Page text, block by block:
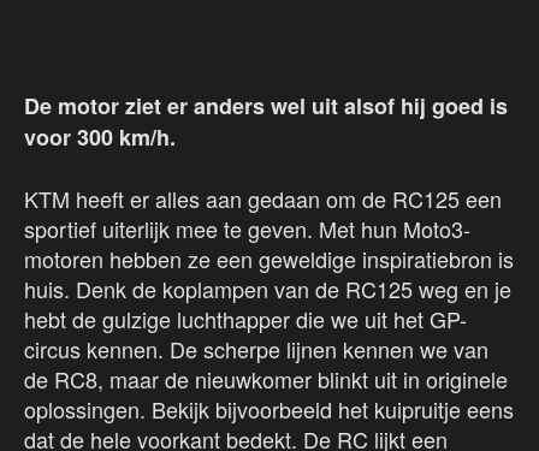
De motor ziet er anders wel uit alsof hij goed is
voor 300 km/h.
KTM heeft er alles aan gedaan om de RC125 een
sportief uiterlijk mee te geven. Met hun Moto3-
motoren hebben ze een geweldige inspiratiebron is
huis. Denk de koplampen van de RC125 weg en je
hebt de gulzige luchthapper die we uit het GP-
circus kennen. De scherpe lijnen kennen we van
de RC8, maar de nieuwkomer blinkt uit in originele
oplossingen. Bekijk bijvoorbeeld het kuipruitje eens
dat de hele voorkant bedekt. De RC lijkt een